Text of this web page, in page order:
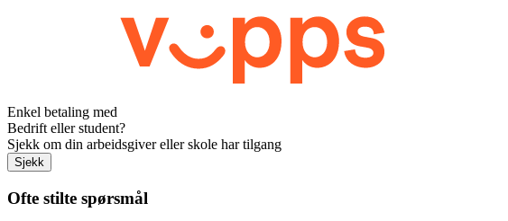
Enkel betaling med
Bedrift eller student?
Sjekk om din arbeidsgiver eller skole har tilgang
Sjekk
Ofte stilte spørsmål